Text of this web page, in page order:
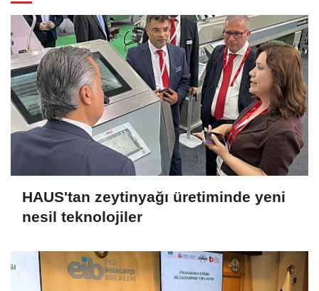
HAUS'tan zeytinyağı üretiminde yeni
nesil teknolojiler